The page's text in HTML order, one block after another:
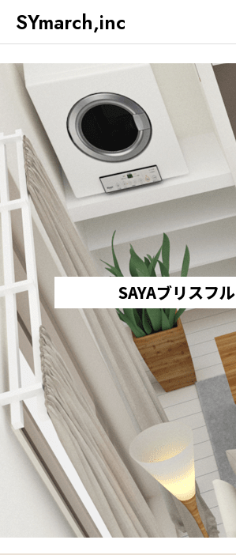
SYmarch,inc
SAYAブリスフル